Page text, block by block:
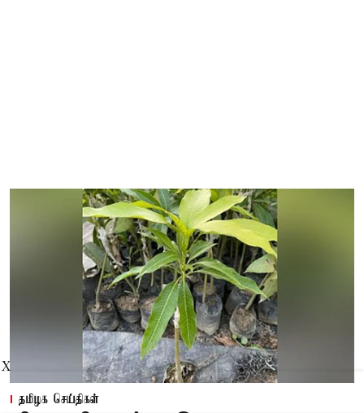
தமிழக செய்திகள்
X